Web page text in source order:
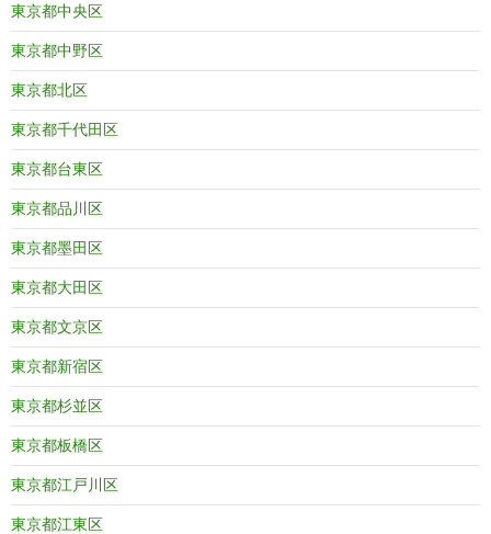
東京都中央区
東京都中野区
東京都北区
東京都千代田区
東京都台東区
東京都品川区
東京都墨田区
東京都大田区
東京都文京区
東京都新宿区
東京都杉並区
東京都板橋区
東京都江戸川区
東京都江東区